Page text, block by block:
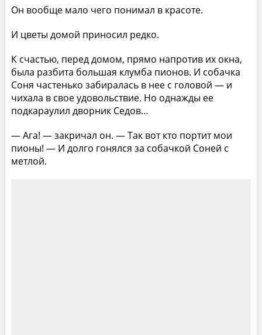
Он вообще мало чего понимал в красоте.
И цветы домой приносил редко.
К счастью, перед домом, прямо напротив их окна,
была разбита большая клумба пионов. И собачка
Соня частенько забиралась в нее с головой — и
чихала в свое удовольствие. Но однажды ее
подкараулил дворник Седов…
— Ага! — закричал он. — Так вот кто портит мои
пионы! — И долго гонялся за собачкой Соней с
метлой.